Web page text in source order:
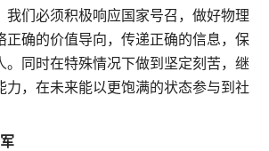
我们必须积极响应国家号召，做好物理
正确的价值导向，传递正确的信息，保
。同时在特殊情况下做到坚定刻苦，继
力，在未来能以更饱满的状态参与到社